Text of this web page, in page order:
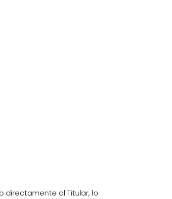
directamente al Titular, lo